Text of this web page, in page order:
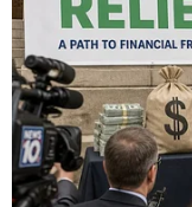
TIN CÙNG
Chứng khoán